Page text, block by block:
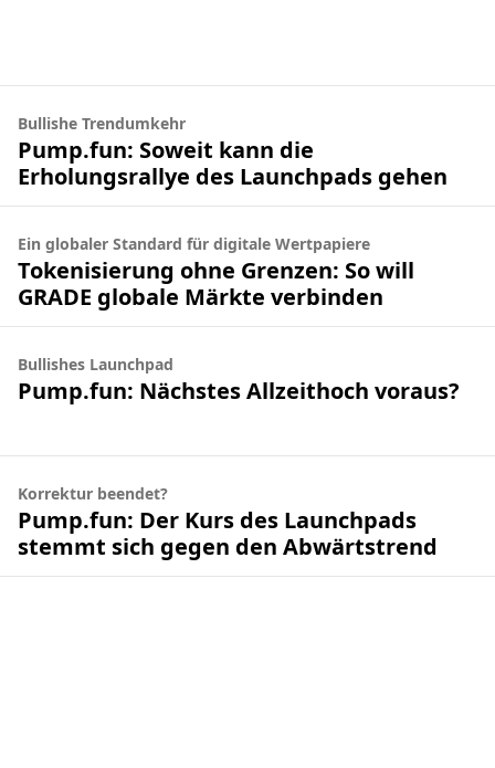
Bullishe Trendumkehr
Pump.fun: Soweit kann die
Erholungsrallye des Launchpads gehen
Ein globaler Standard für digitale Wertpapiere
Tokenisierung ohne Grenzen: So will
GRADE globale Märkte verbinden
Bullishes Launchpad
Pump.fun: Nächstes Allzeithoch voraus?
Korrektur beendet?
Pump.fun: Der Kurs des Launchpads
stemmt sich gegen den Abwärtstrend